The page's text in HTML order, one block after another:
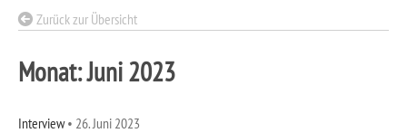
Zurück zur Übersicht
Monat:Juni 2023
Interview• 26. Juni 2023